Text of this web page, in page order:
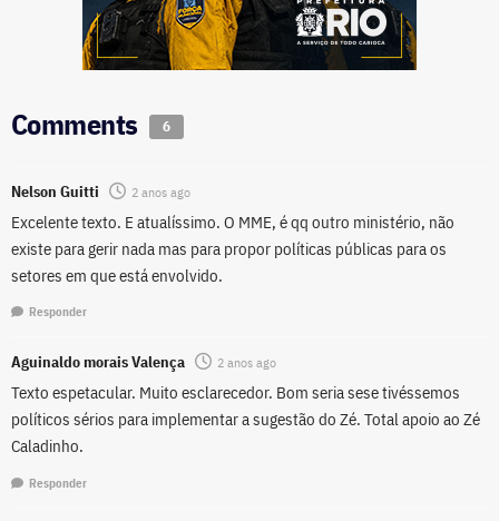
Comments 6
Nelson Guitti 2 anos ago
Excelente texto. E atualíssimo. O MME, é qq outro ministério, não
existe para gerir nada mas para propor políticas públicas para os
setores em que está envolvido.
Responder
Aguinaldo morais Valença 2 anos ago
Texto espetacular. Muito esclarecedor. Bom seria sese tivéssemos
políticos sérios para implementar a sugestão do Zé. Total apoio ao Zé
Caladinho.
Responder